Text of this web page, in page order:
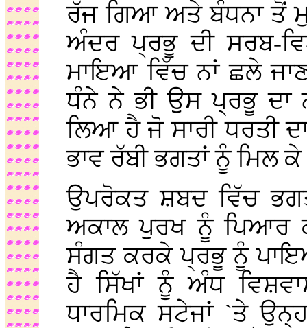
ਰੱਜ ਗਿਆ ਅਤੇ ਬੰਧਨਾ ਤੋਂ
ਅੰਦਰ ਪ੍ਰਭੂ ਦੀ ਸਰਬ-
ਮਾਇਆ ਵਿੱਚ ਨਾਂ ਛਲੇ
ਧੰਨੇ ਨੇ ਭੀ ਉਸ ਪ੍ਰਭੂ ਦਾ
ਲਿਆ ਹੈ ਜੋ ਸਾਰੀ ਧਰਤੀ
ਭਾਵ ਰੱਬੀ ਭਗਤਾਂ ਨੂੰ ਮਿਲ
ਉਪਰੋਕਤ ਸ਼ਬਦ ਵਿੱਚ
ਅਕਾਲ ਪੁਰਖ ਨੂੰ ਪਿਆਰ
ਸੰਗਤ ਕਰਕੇ ਪ੍ਰਭੂ ਨੂੰ
ਹੈ ਸਿੱਖਾਂ ਨੂੰ ਅੰਧ
ਧਾਰਮਿਕ ਸਟੇਜਾਂ `ਤੇ